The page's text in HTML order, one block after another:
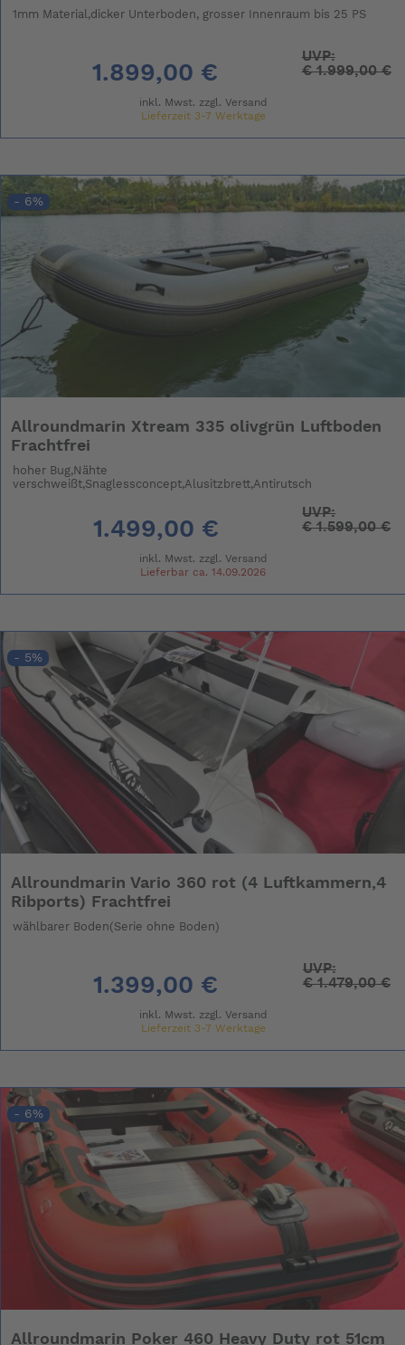
1mm Material,dicker Unterboden, grosser Innenraum bis 25 PS
1.899,00 €
UVP:
€1.999,00 €
inkl. Mwst. zzgl. Versand
Lieferzeit 3-7 Werktage
- 6%
Allroundmarin Xtream 335 olivgrün Luftboden
Frachtfrei
hoher Bug,Nähte
verschweißt,Snaglessconcept,Alusitzbrett,Antirutsch
1.499,00 €
UVP:
€1.599,00 €
inkl. Mwst. zzgl. Versand
Lieferbar ca. 14.09.2026
- 5%
Allroundmarin Vario 360 rot (4 Luftkammern,4
Ribports) Frachtfrei
wählbarer Boden(Serie ohne Boden)
1.399,00 €
UVP:
€1.479,00 €
inkl. Mwst. zzgl. Versand
Lieferzeit 3-7 Werktage
- 6%
Allroundmarin Poker 460 Heavy Duty rot 51cm